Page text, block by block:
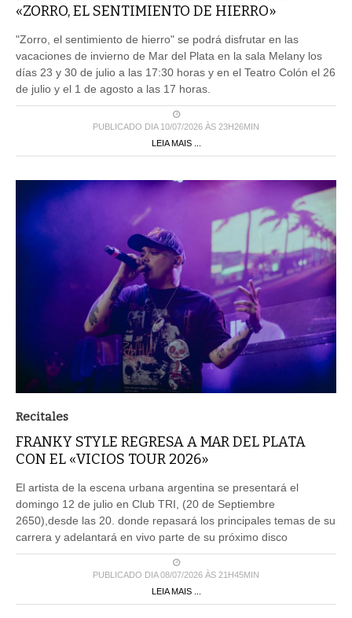
«ZORRO, EL SENTIMIENTO DE HIERRO»
"Zorro, el sentimiento de hierro" se podrá disfrutar en las
vacaciones de invierno de Mar del Plata en la sala Melany los
días 23 y 30 de julio a las 17:30 horas y en el Teatro Colón el 26
de julio y el 1 de agosto a las 17 horas.
PUBLICADO DIA 10/07/2026 ÀS 23H26MIN
LEIA MAIS ...
Recitales
FRANKY STYLE REGRESA A MAR DEL PLATA
CON EL «VICIOS TOUR 2026»
El artista de la escena urbana argentina se presentará el
domingo 12 de julio en Club TRI, (20 de Septiembre
2650),desde las 20. donde repasará los principales temas de su
carrera y adelantará en vivo parte de su próximo disco
PUBLICADO DIA 08/07/2026 ÀS 21H45MIN
LEIA MAIS ...